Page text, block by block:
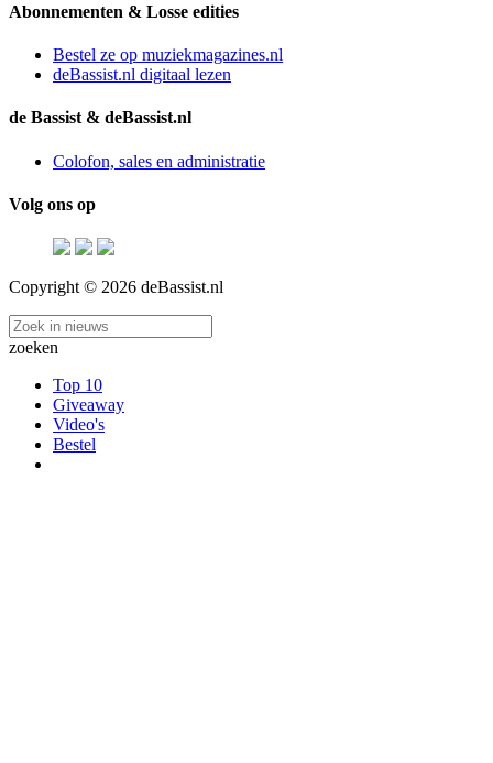
Abonnementen & Losse edities
Bestel ze op muziekmagazines.nl
deBassist.nl digitaal lezen
de Bassist & deBassist.nl
Colofon, sales en administratie
Volg ons op
Copyright © 2026 deBassist.nl
zoeken
Top 10
Giveaway
Video's
Bestel